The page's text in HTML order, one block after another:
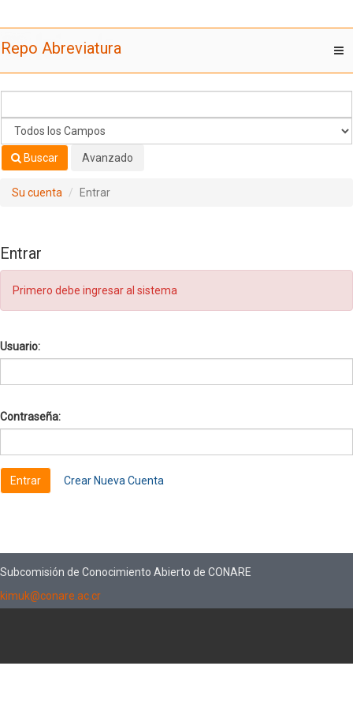
Repo Abreviatura
Buscar Avanzado
Su cuenta Entrar
Entrar
Primero debe ingresar al sistema
Usuario:
Contraseña:
Crear Nueva Cuenta
Subcomisión de Conocimiento Abierto de CONARE
kimuk@conare.ac.cr